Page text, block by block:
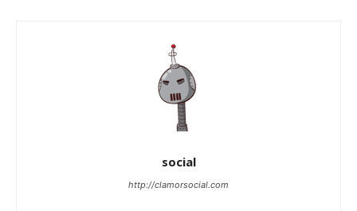
social
http://clamorsocial.com